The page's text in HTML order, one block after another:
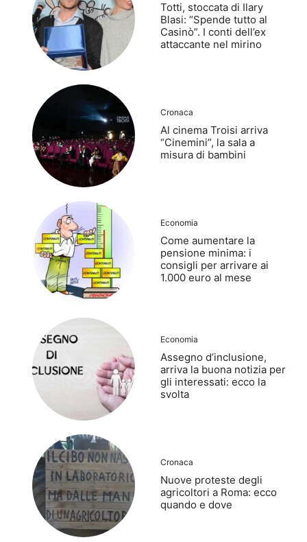
Totti, stoccata di Ilary
Blasi: “Spende tutto al
Casinò”. I conti dell’ex
attaccante nel mirino
Cronaca
Al cinema Troisi arriva
“Cinemini”, la sala a
misura di bambini
Economia
Come aumentare la
pensione minima: i
consigli per arrivare ai
1.000 euro al mese
Economia
Assegno d’inclusione,
arriva la buona notizia per
gli interessati: ecco la
svolta
Cronaca
Nuove proteste degli
agricoltori a Roma: ecco
quando e dove